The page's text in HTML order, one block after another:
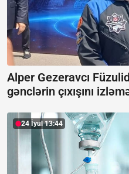
Alper Gezeravcı
gənclərin çıxışını
24 İyul 13:44